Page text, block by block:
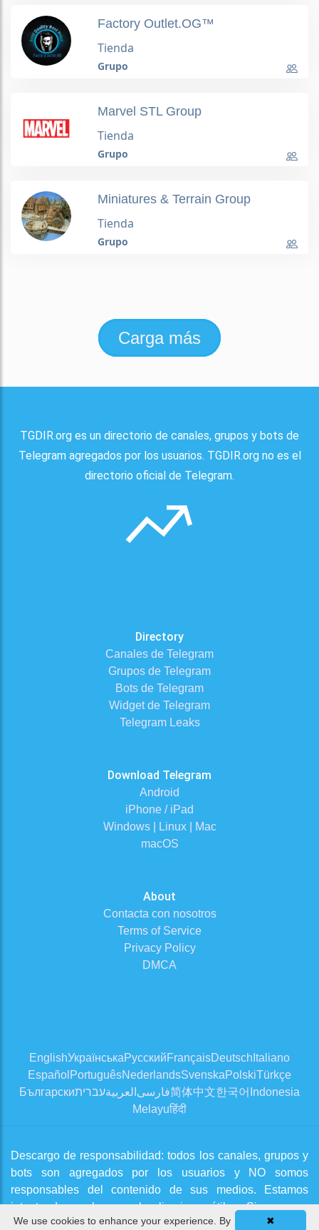
✖
We use cookies to enhance your experience. By
Factory Outlet.OG™
Tienda
Grupo
Marvel STL Group
Tienda
Grupo
Miniatures & Terrain Group
Tienda
Grupo
Carga más
TGDIR.org es un directorio de canales, grupos y bots de
Telegram agregados por los usuarios. TGDIR.org no es el
directorio oficial de Telegram.
Directory
Canales de Telegram
Grupos de Telegram
Bots de Telegram
Widget de Telegram
Telegram Leaks
Download Telegram
Android
iPhone / iPad
Windows | Linux | Mac
macOS
About
Contacta con nosotros
Terms of Service
Privacy Policy
DMCA
EnglishУкраїнськаРусскийFrançaisDeutsch Italiano
Español PortuguêsNederlandsSvenskaPolskiTürkçe
Българскиעבריתالعربية فارسی简体中文한국어 Indonesia
Melayuहिंदी
Descargo de responsabilidad: todos los canales, grupos y
bots son agregados por los usuarios y NO somos
responsables del contenido de sus medios. Estamos
intentando aprobar canales limpios y útiles. Si cree que
hay un problema, comuníquese con nosotros desde